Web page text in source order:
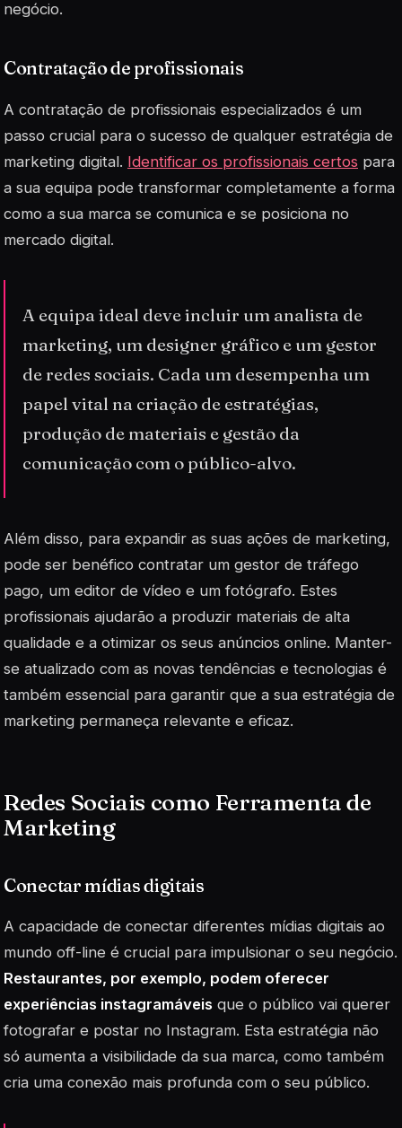
negócio.
Contratação de profissionais
A contratação de profissionais especializados é um
passo crucial para o sucesso de qualquer estratégia de
marketing digital. Identificar os profissionais certos para
a sua equipa pode transformar completamente a forma
como a sua marca se comunica e se posiciona no
mercado digital.
A equipa ideal deve incluir um analista de
marketing, um designer gráfico e um gestor
de redes sociais. Cada um desempenha um
papel vital na criação de estratégias,
produção de materiais e gestão da
comunicação com o público-alvo.
Além disso, para expandir as suas ações de marketing,
pode ser benéfico contratar um gestor de tráfego
pago, um editor de vídeo e um fotógrafo. Estes
profissionais ajudarão a produzir materiais de alta
qualidade e a otimizar os seus anúncios online. Manter-
se atualizado com as novas tendências e tecnologias é
também essencial para garantir que a sua estratégia de
marketing permaneça relevante e eficaz.
Redes Sociais como Ferramenta de
Marketing
Conectar mídias digitais
A capacidade de conectar diferentes mídias digitais ao
mundo off-line é crucial para impulsionar o seu negócio.
Restaurantes, por exemplo, podem oferecer
experiências instagramáveis que o público vai querer
fotografar e postar no Instagram. Esta estratégia não
só aumenta a visibilidade da sua marca, como também
cria uma conexão mais profunda com o seu público.